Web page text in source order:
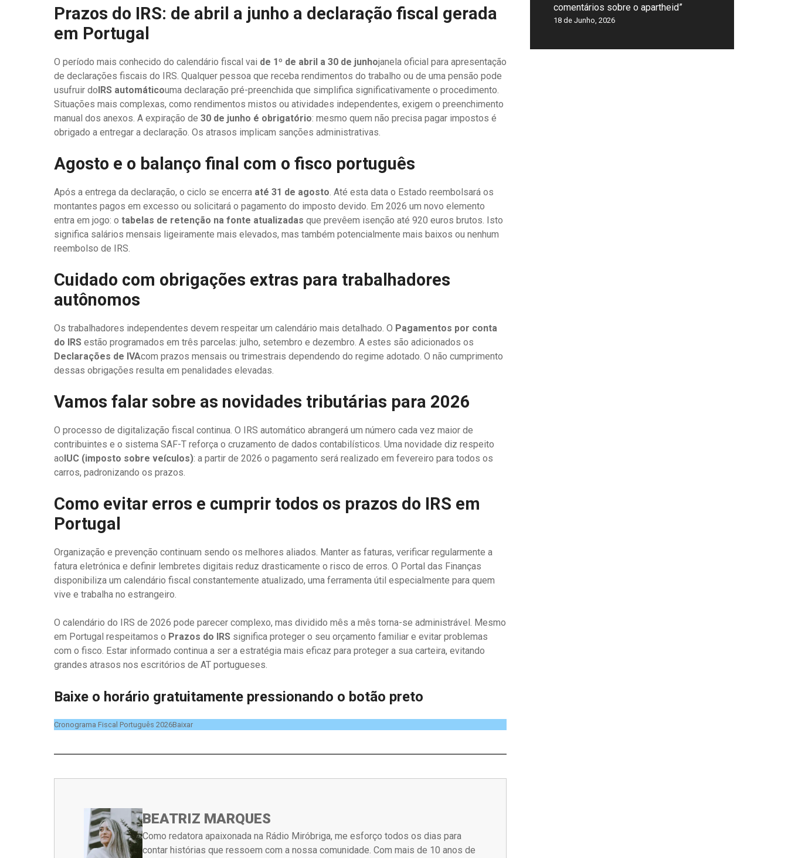
Prazos do IRS: de abril a junho a declaração fiscal gerada
em Portugal
O período mais conhecido do calendário fiscal vai de 1º de abril a 30 de junhojanela oficial para apresentação
de declarações fiscais do IRS. Qualquer pessoa que receba rendimentos do trabalho ou de uma pensão pode
usufruir do IRS automáticouma declaração pré-preenchida que simplifica significativamente o procedimento.
Situações mais complexas, como rendimentos mistos ou atividades independentes, exigem o preenchimento
manual dos anexos. A expiração de 30 de junho é obrigatório: mesmo quem não precisa pagar impostos é
obrigado a entregar a declaração. Os atrasos implicam sanções administrativas.
Agosto e o balanço final com o fisco português
Após a entrega da declaração, o ciclo se encerra até 31 de agosto. Até esta data o Estado reembolsará os
montantes pagos em excesso ou solicitará o pagamento do imposto devido. Em 2026 um novo elemento
entra em jogo: o tabelas de retenção na fonte atualizadas que prevêem isenção até 920 euros brutos. Isto
significa salários mensais ligeiramente mais elevados, mas também potencialmente mais baixos ou nenhum
reembolso de IRS.
Cuidado com obrigações extras para trabalhadores
autônomos
Os trabalhadores independentes devem respeitar um calendário mais detalhado. O Pagamentos por conta
do IRS estão programados em três parcelas: julho, setembro e dezembro. A estes são adicionados os
Declarações de IVAcom prazos mensais ou trimestrais dependendo do regime adotado. O não cumprimento
dessas obrigações resulta em penalidades elevadas.
Vamos falar sobre as novidades tributárias para 2026
O processo de digitalização fiscal continua. O IRS automático abrangerá um número cada vez maior de
contribuintes e o sistema SAF-T reforça o cruzamento de dados contabilísticos. Uma novidade diz respeito
ao IUC (imposto sobre veículos): a partir de 2026 o pagamento será realizado em fevereiro para todos os
carros, padronizando os prazos.
Como evitar erros e cumprir todos os prazos do IRS em
Portugal
Organização e prevenção continuam sendo os melhores aliados. Manter as faturas, verificar regularmente a
fatura eletrónica e definir lembretes digitais reduz drasticamente o risco de erros. O Portal das Finanças
disponibiliza um calendário fiscal constantemente atualizado, uma ferramenta útil especialmente para quem
vive e trabalha no estrangeiro.
O calendário do IRS de 2026 pode parecer complexo, mas dividido mês a mês torna-se administrável. Mesmo
em Portugal respeitamos o Prazos do IRS significa proteger o seu orçamento familiar e evitar problemas
com o fisco. Estar informado continua a ser a estratégia mais eficaz para proteger a sua carteira, evitando
grandes atrasos nos escritórios de AT portugueses.
Baixe o horário gratuitamente pressionando o botão preto
Cronograma Fiscal Português 2026Baixar
BEATRIZ MARQUES
Como redatora apaixonada na Rádio Miróbriga, me esforço todos os dias para
contar histórias que ressoem com a nossa comunidade. Com mais de 10 anos de
comentários sobre o apartheid”
18 de Junho, 2026